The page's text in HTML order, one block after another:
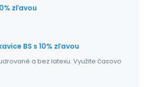
zľavou
BS s 10% zľavou
a bez latexu. Využite časovo